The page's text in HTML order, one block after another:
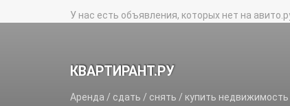
У нас есть объявления, которых нет на
КВАРТИРАНТ.РУ
Аренда / сдать / снять / купить недвижимость